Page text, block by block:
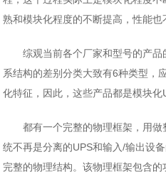
熟和模块化程度的不断提高，性能也
综观当前各个厂家和型号的产品
系结构的差别分类大致有6种类型，
化特征，因此，这些产品都是模块化
都有一个完整的物理框架，用
统不再是分离的UPS和输入/输出设
完整的物理结构。该物理框架包含的